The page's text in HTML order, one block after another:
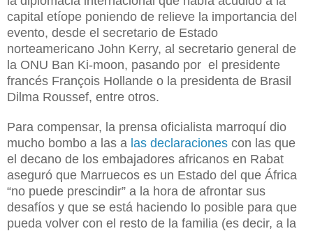
capital etíope poniendo de relieve la importancia del
evento, desde el secretario de Estado
norteamericano John Kerry, al secretario general de
la ONU Ban Ki-moon, pasando por el presidente
francés François Hollande o la presidenta de Brasil
Dilma Roussef, entre otros.
Para compensar, la prensa oficialista marroquí dio
mucho bombo a las a las declaraciones con las que
el decano de los embajadores africanos en Rabat
aseguró que Marruecos es un Estado del que África
“no puede prescindir” a la hora de afrontar sus
desafíos y que se está haciendo lo posible para que
pueda volver con el resto de la familia (es decir, a la